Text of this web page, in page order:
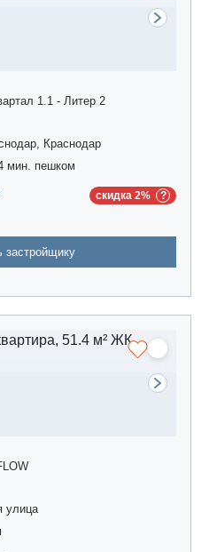
1.1 - Литер 2
Краснодар
мин. пешком
скидка 2%
застройщику
улица